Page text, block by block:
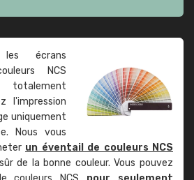
écrans
NCS
totalement
l'impression
uniquement
Nous vous
un éventail de couleurs NCS
de la bonne couleur. Vous pouvez